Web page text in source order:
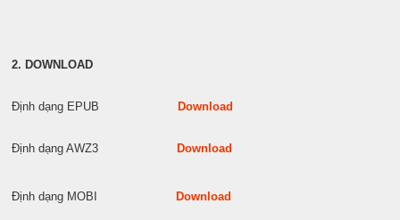
2. DOWNLOAD
Định dạng EPUB Download
Định dạng AWZ3 Download
Định dạng MOBI Download